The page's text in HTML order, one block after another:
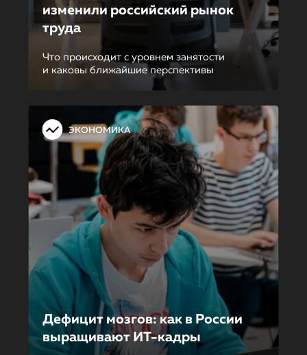
изменили российский рынок
труда
Что происходит с уровнем занятости
и каковы ближайшие перспективы
ЭКОНОМИКА
Дефицит мозгов: как в России
выращивают ИТ-кадры